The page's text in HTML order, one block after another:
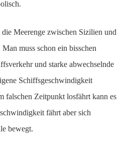
Meerenge zwischen Sizilien und
muss schon ein bisschen
und starke abwechselnde
Schiffsgeschwindigkeit
falschen Zeitpunkt losfährt kann es
fährt aber sich
bewegt.